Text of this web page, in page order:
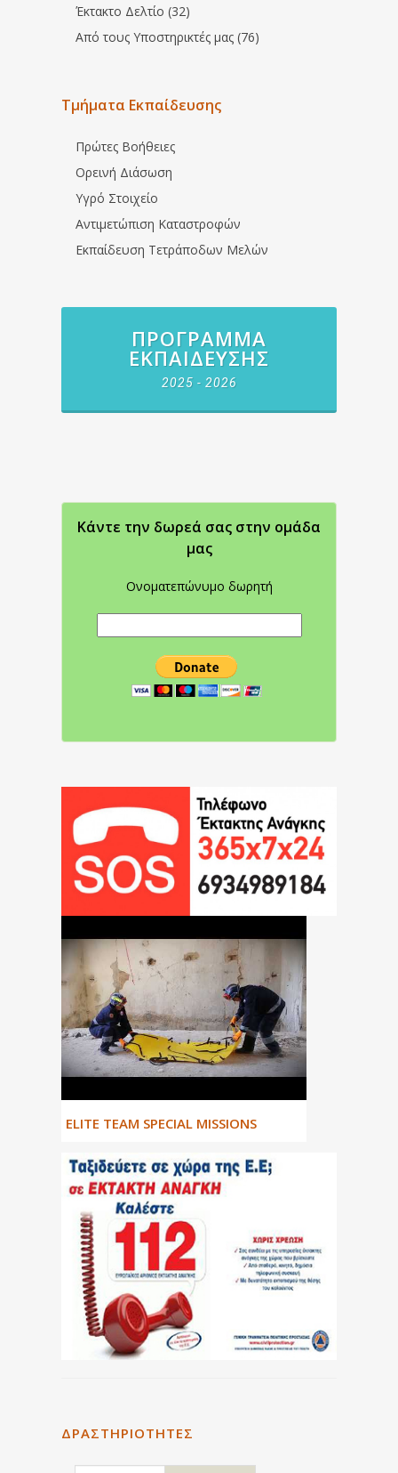
Έκτακτο Δελτίο (32)
Από τους Υποστηρικτές μας (76)
Τμήματα Εκπαίδευσης
Πρώτες Βοήθειες
Ορεινή Διάσωση
Υγρό Στοιχείο
Αντιμετώπιση Καταστροφών
Εκπαίδευση Τετράποδων Μελών
ΠΡΌΓΡΑΜΜΑ
ΕΚΠΑΊΔΕΥΣΗΣ
2025 - 2026
Κάντε την δωρεά σας στην oμάδα
μας
Ονοματεπώνυμο δωρητή
ΕLITE TEAM SPECIAL MISSIONS
ΔΡΑΣΤΗΡΙΌΤΗΤΕΣ